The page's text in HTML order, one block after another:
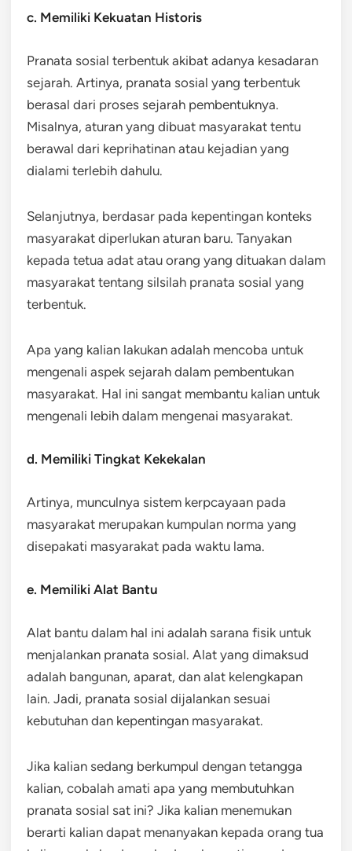
c. Memiliki Kekuatan Historis
Pranata sosial terbentuk akibat adanya kesadaran
sejarah. Artinya, pranata sosial yang terbentuk
berasal dari proses sejarah pembentuknya.
Misalnya, aturan yang dibuat masyarakat tentu
berawal dari keprihatinan atau kejadian yang
dialami terlebih dahulu.
Selanjutnya, berdasar pada kepentingan konteks
masyarakat diperlukan aturan baru. Tanyakan
kepada tetua adat atau orang yang dituakan dalam
masyarakat tentang silsilah pranata sosial yang
terbentuk.
Apa yang kalian lakukan adalah mencoba untuk
mengenali aspek sejarah dalam pembentukan
masyarakat. Hal ini sangat membantu kalian untuk
mengenali lebih dalam mengenai masyarakat.
d. Memiliki Tingkat Kekekalan
Artinya, munculnya sistem kerpcayaan pada
masyarakat merupakan kumpulan norma yang
disepakati masyarakat pada waktu lama.
e. Memiliki Alat Bantu
Alat bantu dalam hal ini adalah sarana fisik untuk
menjalankan pranata sosial. Alat yang dimaksud
adalah bangunan, aparat, dan alat kelengkapan
lain. Jadi, pranata sosial dijalankan sesuai
kebutuhan dan kepentingan masyarakat.
Jika kalian sedang berkumpul dengan tetangga
kalian, cobalah amati apa yang membutuhkan
pranata sosial sat ini? Jika kalian menemukan
berarti kalian dapat menanyakan kepada orang tua